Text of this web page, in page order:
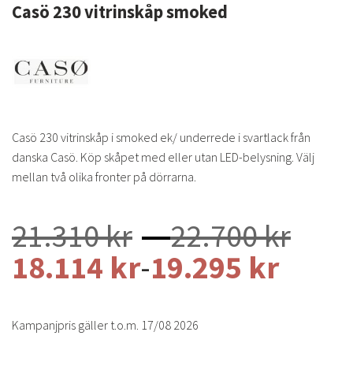
Casö 230 vitrinskåp smoked
Casö 230 vitrinskåp i smoked ek/ underrede i svartlack från
danska Casö. Köp skåpet med eller utan LED-belysning. Välj
mellan två olika fronter på dörrarna.
21.310kr –22.700kr
18.114 kr-19.295 kr
Kampanjpris gäller t.o.m. 17/08 2026